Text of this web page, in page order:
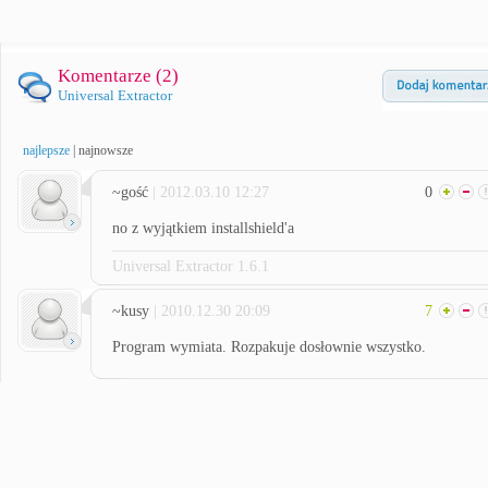
Komentarze (2)
Universal Extractor
najlepsze najnowsze
~gość | 2012.03.10 12:27 0
no z wyjątkiem installshield'a
Universal Extractor 1.6.1
~kusy | 2010.12.30 20:09 7
Program wymiata. Rozpakuje dosłownie wszystko.